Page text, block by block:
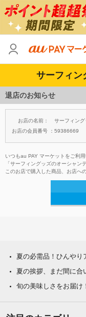
サーフィン
退店のお知らせ
お店の名前：
サーフィング
お店の会員番号 ： 59386669
いつもau PAY マーケットをご利
「サーフィングッズのオーシャン
このお店で購入した商品、お店へ
夏の必需品！ひんやり
夏の挨拶、まだ間に合
旬の美味しさをお届け